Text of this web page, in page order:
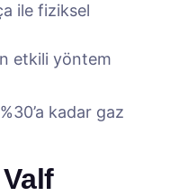
ile fiziksel
etkili yöntem
kadar gaz